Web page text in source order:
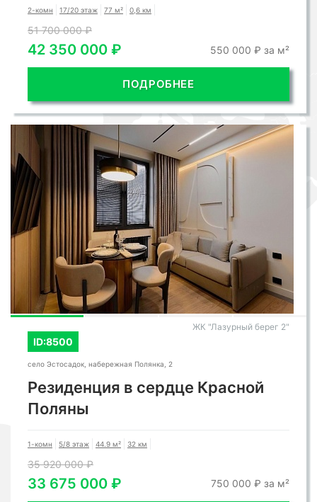
2-комн 17/20 этаж 77 м² 0,6 км
51 700 000 ₽
42 350 000 ₽ 550 000 ₽ за м²
ПОДРОБНЕЕ
ID:8500
ЖК "Лазурный берег 2"
село Эстосадок, набережная Полянка, 2
Резиденция в сердце Красной
Поляны
1-комн 5/8 этаж 44.9 м² 32 км
35 920 000 ₽
33 675 000 ₽ 750 000 ₽ за м²